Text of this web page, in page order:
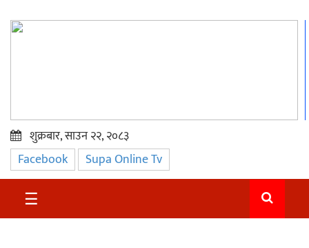
प्रमुख
समाचार
सुदुर
शुक्रबार, साउन २२, २०८३
Facebook Supa Online Tv
☰